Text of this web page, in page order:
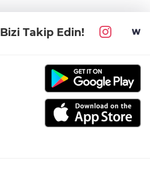
Bizi Takip Edin!